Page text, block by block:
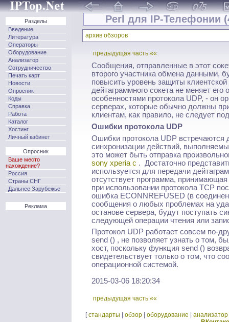
Разделы
Введение
Литература
Операторы
Оборудование
Анализатор
Сотрудничество
Печать карт
Новости
Опросник
Коды
Справка
Работа
Каталог
Хостинг
Личный кабинет
Опросник
Ваше место
нахождение?
Россия
Страны СНГ
Дальнее Зарубежье
Реклама
Perl для IP-Телефонии
архив обзоров
предыдущая часть ««
Сообщения, отправленные в этот
второго участника обмена данными,
повысить уровень защиты
дейтаграммного сокета не меняет
особенностями протокола UDP, - он
серверах, которые обычно должны
клиентам, как правило, не следует
Ошибки протокола UDP
Ошибки протокола UDP встречаются
синхронизации действий,
это может быть отправка
sony xperia c . Достаточно
используется для передачи
отсутствует программа,
при использовании протокола TCP
ошибка ECONNREFUSED (в
сообщения о любых проблемах на
останове сервера, будут поступать
следующей операции чтения или
Протокол UDP работает совсем по-
send () , не позволяет узнать о том,
хост, поскольку функция send ()
свидетельствует только о том, что
операционной системой.
2015-03-06 18:20:34
предыдущая часть ««
[стандарты обзор оборудование анализатор